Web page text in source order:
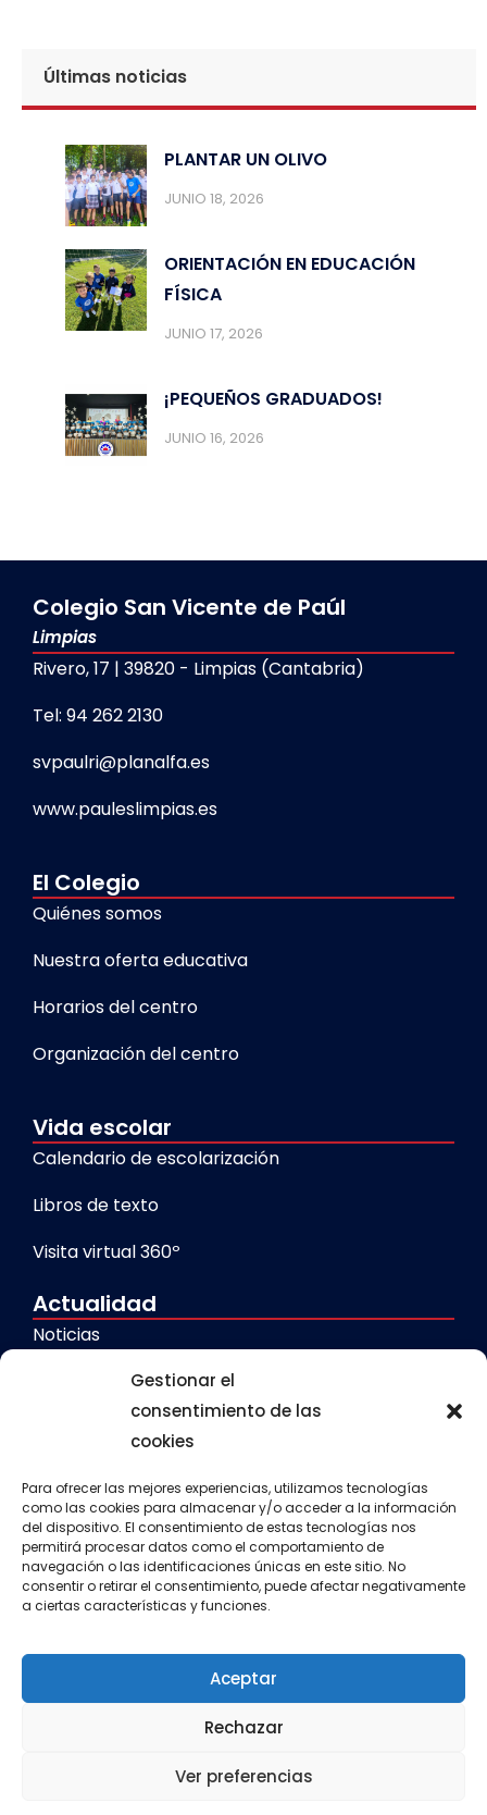
Gestionar el
consentimiento de las
cookies
Para ofrecer las mejores experiencias, utilizamos tecnologías
como las cookies para almacenar y/o acceder a la información
del dispositivo. El consentimiento de estas tecnologías nos
permitirá procesar datos como el comportamiento de
navegación o las identificaciones únicas en este sitio. No
consentir o retirar el consentimiento, puede afectar negativamente
a ciertas características y funciones.
Aceptar
Rechazar
Ver preferencias
Últimas noticias
PLANTAR UN OLIVO
JUNIO 18, 2026
ORIENTACIÓN EN EDUCACIÓN
FÍSICA
JUNIO 17, 2026
¡PEQUEÑOS GRADUADOS!
JUNIO 16, 2026
Colegio San Vicente de Paúl
Limpias
Rivero, 17 | 39820 - Limpias (Cantabria)
Tel: 94 262 2130
svpaulri@planalfa.es
www.pauleslimpias.es
El Colegio
Quiénes somos
Nuestra oferta educativa
Horarios del centro
Organización del centro
Vida escolar
Calendario de escolarización
Libros de texto
Visita virtual 360º
Actualidad
Noticias
Comedor escolar
Calendario escolar
Transporte escolar
Actividades extraescolares